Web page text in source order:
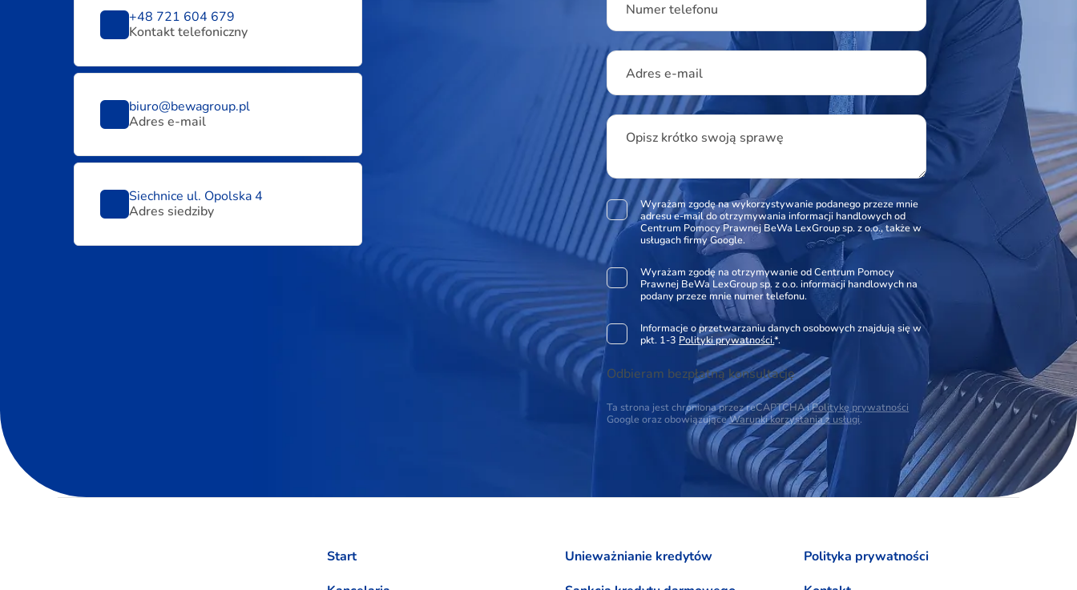
+48 721 604 679
Kontakt telefoniczny
biuro@bewagroup.pl
Adres e-mail
Siechnice ul. Opolska 4
Adres siedziby
Numer telefonu
Adres e-mail
Opisz krótko swoją sprawę
Wyrażam zgodę na wykorzystywanie podanego przeze mnie
adresu e-mail do otrzymywania informacji handlowych od
Centrum Pomocy Prawnej BeWa LexGroup sp. z o.o., także w
usługach firmy Google.
Wyrażam zgodę na otrzymywanie od Centrum Pomocy
Prawnej BeWa LexGroup sp. z o.o. informacji handlowych na
podany przeze mnie numer telefonu.
Informacje o przetwarzaniu danych osobowych znajdują się w
pkt. 1-3 Polityki prywatności.*.
Odbieram bezpłatną konsultację
Ta strona jest chroniona przez reCAPTCHA iPolitykę prywatności
Google oraz obowiązująceWarunki korzystania z usługi.
Start
Unieważnianie kredytów
Polityka prywatności